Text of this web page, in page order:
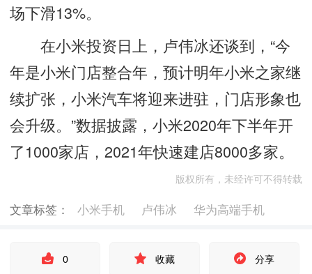
场下滑13%。
在小米投资日上，卢伟冰还谈到，“今
年是小米门店整合年，预计明年小米之家继
续扩张，小米汽车将迎来进驻，门店形象也
会升级。”数据披露，小米2020年下半年开
了1000家店，2021年快速建店8000多家。
版权所有，未经许可不得转载
文章标签： 小米手机 卢伟冰 华为高端手机
0 收藏 分享